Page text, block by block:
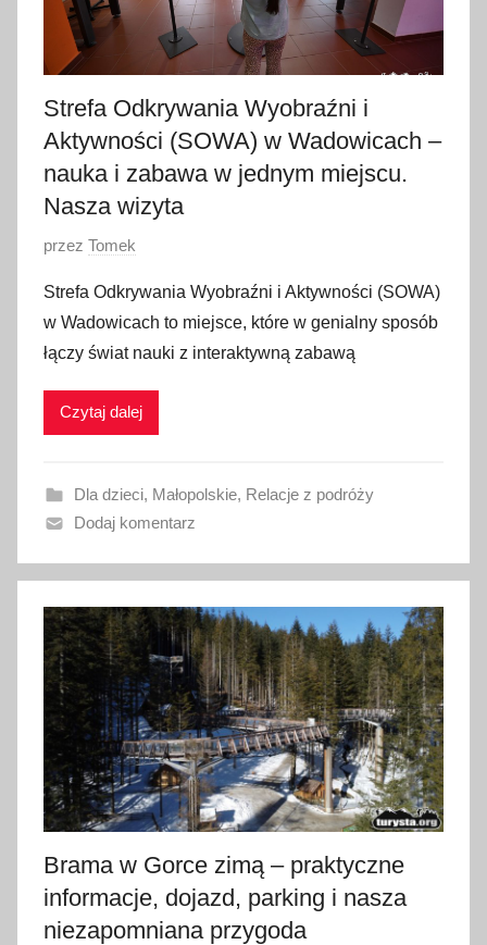
6
Strefa Odkrywania Wyobraźni i
Aktywności (SOWA) w Wadowicach –
nauka i zabawa w jednym miejscu.
Nasza wizyta
O
u
b
l
i
a
n
2
8
i
2
0
5
przez Tomek
Strefa Odkrywania Wyobraźni i Aktywności (SOWA)
w Wadowicach to miejsce, które w genialny sposób
łączy świat nauki z interaktywną zabawą
Czytaj dalej
Dla dzieci, Małopolskie, Relacje z podróży
Dodaj komentarz
Brama w Gorce zimą – praktyczne
informacje, dojazd, parking i nasza
niezapomniana przygoda